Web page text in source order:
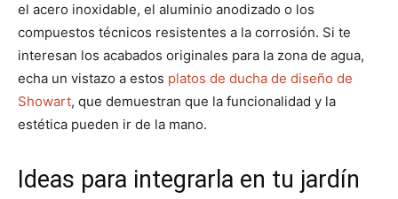
el acero inoxidable, el aluminio anodizado o los
compuestos técnicos resistentes a la corrosión. Si te
interesan los acabados originales para la zona de agua,
echa un vistazo a estos platos de ducha de diseño de
Showart, que demuestran que la funcionalidad y la
estética pueden ir de la mano.
Ideas para integrarla en tu jardín